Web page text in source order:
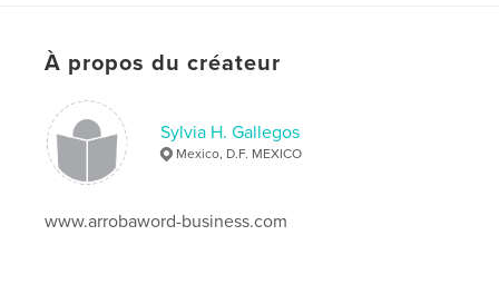
À propos du créateur
Sylvia H. Gallegos
Mexico, D.F. MEXICO
www.arrobaword-business.com